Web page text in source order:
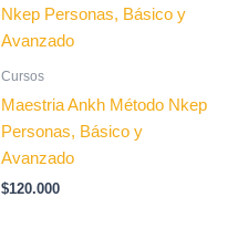
Cursos
Maestria Ankh Método Nkep
Personas, Básico y
Avanzado
$120.000